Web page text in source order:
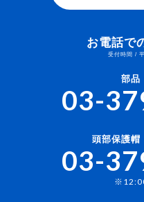
お電話で
受付時間 /
部品
03-
頭部保護帽
03-